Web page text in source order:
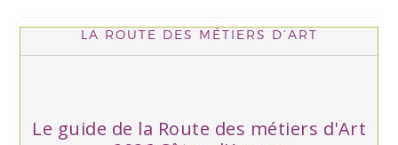
LA ROUTE DES MÉTIERS D’ART
Le guide de la Route des métiers d'Art